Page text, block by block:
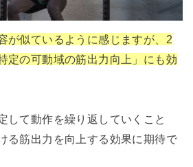
が似ているように感じますが、2
定の可動域の筋出力向上」にも効
して動作を繰り返していくこと
る筋出力を向上する効果に期待で